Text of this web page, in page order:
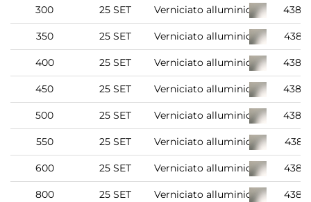
300 25 SET Verniciato alluminio
350 25 SET Verniciato alluminio
400 25 SET Verniciato alluminio
450 25 SET Verniciato alluminio
500 25 SET Verniciato alluminio
550 25 SET Verniciato alluminio
600 25 SET Verniciato alluminio
800 25 SET Verniciato alluminio